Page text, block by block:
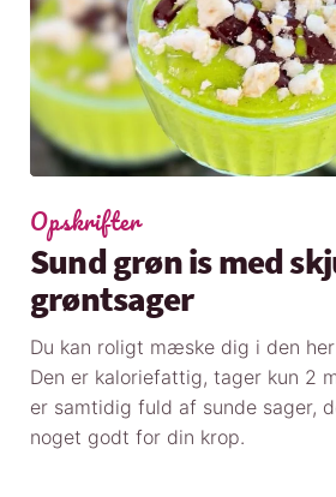
Opskrifter
Sund grøn is med
grøntsager
Du kan roligt mæske dig i den
Den er kaloriefattig, tager kun 2
er samtidig fuld af sunde sager,
noget godt for din krop.